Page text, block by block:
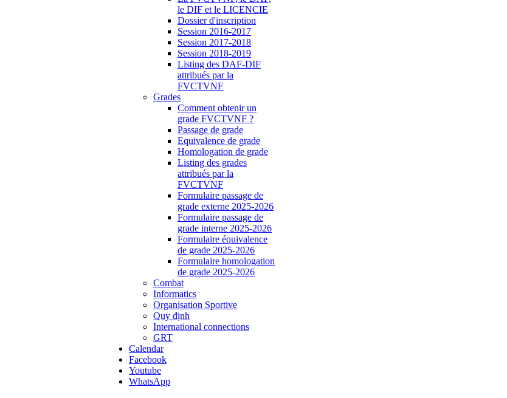
le DIF et le LICENCIE
Dossier d'inscription
Session 2016-2017
Session 2017-2018
Session 2018-2019
Listing des DAF-DIF
attribués par la
FVCTVNF
Grades
Comment obtenir un
grade FVCTVNF ?
Passage de grade
Equivalence de grade
Homologation de grade
Listing des grades
attribués par la
FVCTVNF
Formulaire passage de
grade externe 2025-2026
Formulaire passage de
grade interne 2025-2026
Formulaire équivalence
de grade 2025-2026
Formulaire homologation
de grade 2025-2026
Combat
Informatics
Organisation Sportive
Quy định
International connections
GRT
Calendar
Facebook
Youtube
WhatsApp